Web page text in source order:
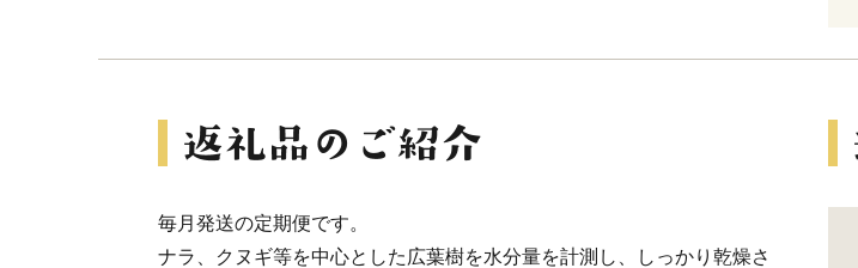
毎月発送の定期便です。
ナラ、クヌギ等を中心とした広葉樹を水分量を計測し、しっかり乾燥さ